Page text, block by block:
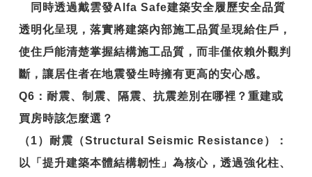
同時透過戴雲發Alfa Safe建築安全履歷安全品質
透明化呈現，落實將建築內部施工品質呈現給住戶，
使住戶能清楚掌握結構施工品質，而非僅依賴外觀判
斷，讓居住者在地震發生時擁有更高的安心感。
Q6 ：耐震、制震、隔震、抗震差別在哪裡？重建或
買房時該怎麼選？
（1）耐震（Structural Seismic Resistance）：
以「提升建築本體結構韌性」為核心，透過強化柱、